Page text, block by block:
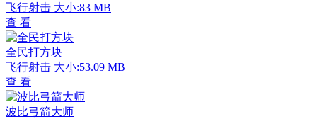
飞行射击 大小:83 MB
查 看
全民打方块
飞行射击 大小:53.09 MB
查 看
波比弓箭大师